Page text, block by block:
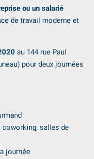
ou un salarié
de travail moderne et
au 144 rue Paul
pour deux journées
salles de
journée